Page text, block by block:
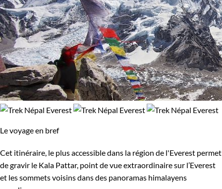
Le voyage en bref
Cet itinéraire, le plus accessible dans la région de l'Everest permet
de gravir le Kala Pattar, point de vue extraordinaire sur l’Everest
et les sommets voisins dans des panoramas himalayens